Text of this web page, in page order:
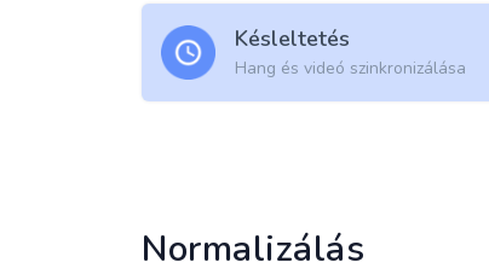
Késleltetés
Hang és videó szinkronizálása
Normalizálás